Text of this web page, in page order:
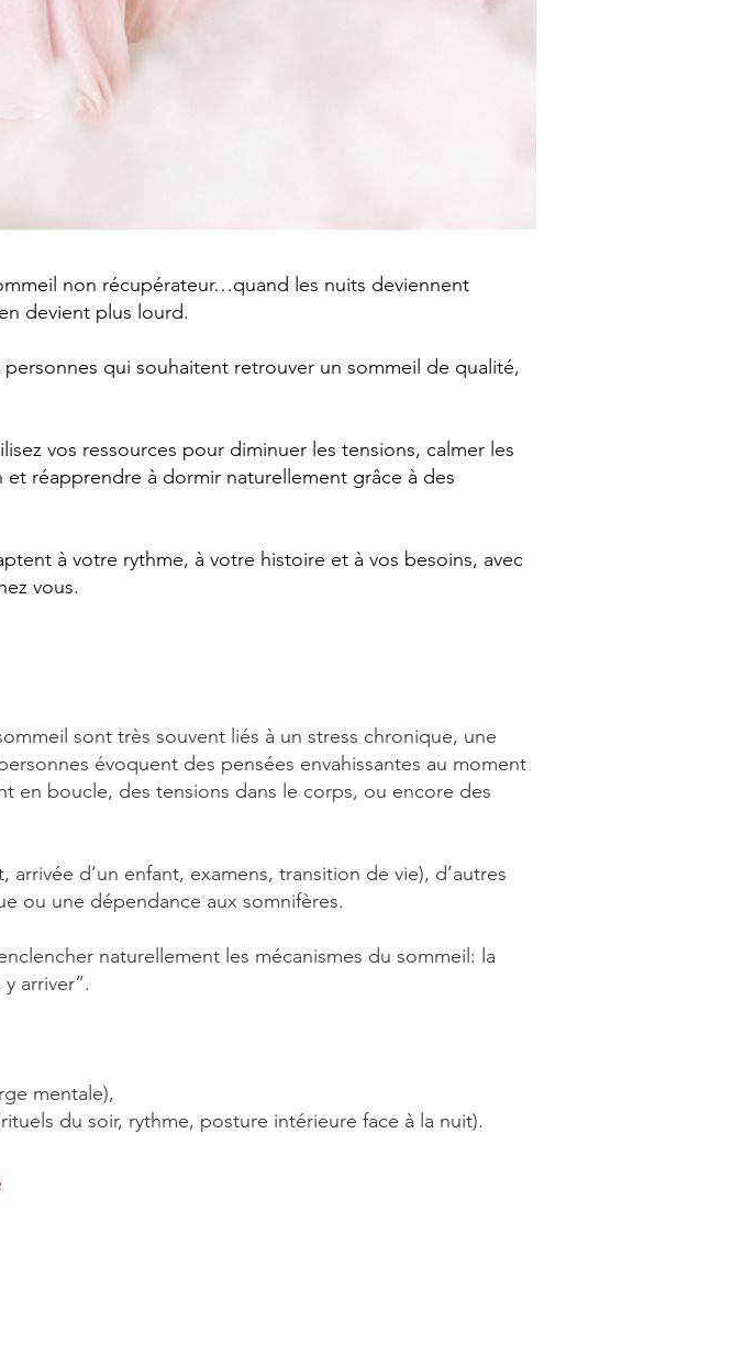
non récupérateur…quand les nuits deviennent
devient plus lourd.
qui souhaitent retrouver un sommeil de qualité,
vos ressources pour diminuer les tensions, calmer les
réapprendre à dormir naturellement grâce à des
à votre rythme, à votre histoire et à vos besoins, avec
vous.
sont très souvent liés à un stress chronique, une
évoquent des pensées envahissantes au moment
en boucle, des tensions dans le corps, ou encore des
d’un enfant, examens, transition de vie), d’autres
ou une dépendance aux somnifères.
naturellement les mécanismes du sommeil: la
arriver”.
mentale),
du soir, rythme, posture intérieure face à la nuit).